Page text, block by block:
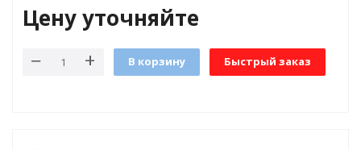
Цену уточняйте
В корзину Быстрый заказ